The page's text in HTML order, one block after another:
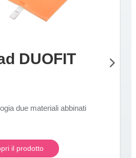
DUOFIT
due materiali abbinati
il prodotto